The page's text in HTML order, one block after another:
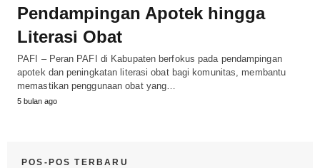
Pendampingan Apotek hingga
Literasi Obat
PAFI – Peran PAFI di Kabupaten berfokus pada pendampingan
apotek dan peningkatan literasi obat bagi komunitas, membantu
memastikan penggunaan obat yang…
5 bulan ago
POS-POS TERBARU